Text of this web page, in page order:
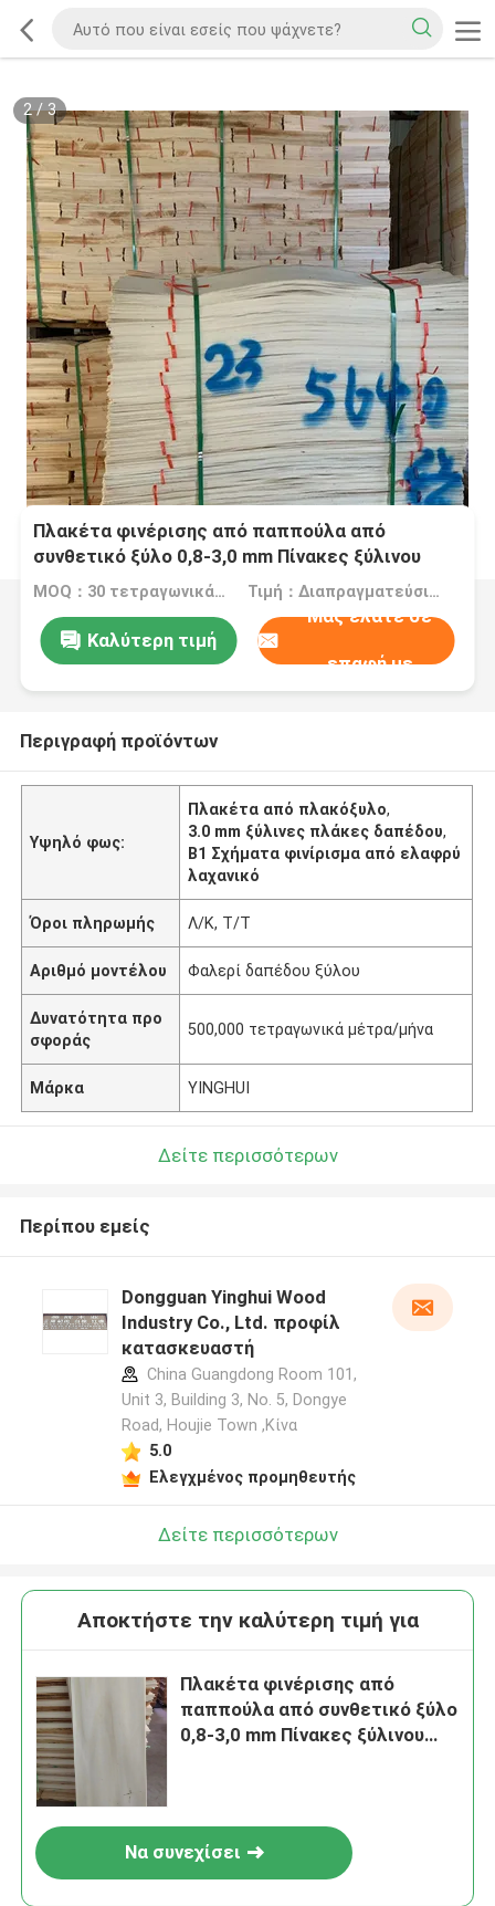
2/3
Πλακέτα φινέρισης από παππούλα από
συνθετικό ξύλο 0,8-3,0 mm Πίνακες ξύλινου
δαπέδου B1
MOQ：30 τετραγωνικά μέτρα Τιμή：Διαπραγματεύσιμα
Καλύτερη τιμή
Μας ελάτε σε
επαφή με
Περιγραφή προϊόντων
Υψηλό φως:
Πλακέτα από πλακόξυλο,
3.0 mm ξύλινες πλάκες δαπέδου,
Β1 Σχήματα φινίρισμα από ελαφρύ
λαχανικό
Όροι πληρωμής Λ/Κ, Τ/Τ
Αριθμό μοντέλου Φαλερί δαπέδου ξύλου
Δυνατότητα προ
σφοράς
500,000 τετραγωνικά μέτρα/μήνα
Μάρκα YINGHUI
Δείτε περισσότερων
Περίπου εμείς
Dongguan Yinghui Wood
Industry Co., Ltd. προφίλ
κατασκευαστή
China Guangdong Room 101,
Unit 3, Building 3, No. 5, Dongye
Road, Houjie Town ,Κίνα
5.0
Ελεγχμένος προμηθευτής
Δείτε περισσότερων
Αποκτήστε την καλύτερη τιμή για
Πλακέτα φινέρισης από
παππούλα από συνθετικό ξύλο
0,8-3,0 mm Πίνακες ξύλινου
Να συνεχίσει